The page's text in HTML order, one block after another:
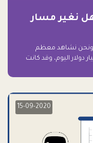
نغير مسار
ونحن نشاهد معظم
دولار اليوم، وقد كانت
15-09-2020